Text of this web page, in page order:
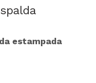
estampada